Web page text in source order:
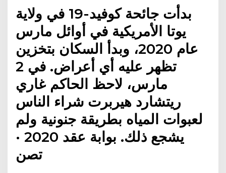
بدأت جائحة كوفيد-19 في ولاية
يوتا الأمريكية في أوائل مارس
عام 2020، وبدأ السكان بتخزين
تظهر عليه أي أعراض. في 2
مارس، لاحظ الحاكم غاري
ريتشارد هيربرت شراء الناس
لعبوات المياه بطريقة جنونية ولم
يشجع ذلك. بوابة عقد 2020 ·
تصن